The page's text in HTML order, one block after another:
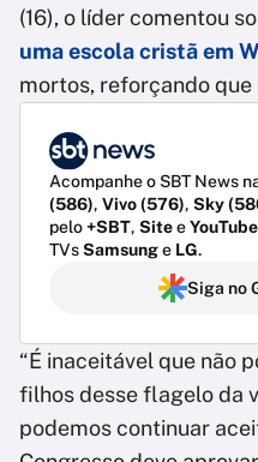
(16), o líder comentou
uma escola cristã em
mortos, reforçando que
Acompanhe o SBT News
(586), Vivo (576), Sky
pelo+SBT, SiteeYouTube
TVsSamsunge LG.
Siga no
“É inaceitável que não
filhos desse flagelo da
podemos continuar